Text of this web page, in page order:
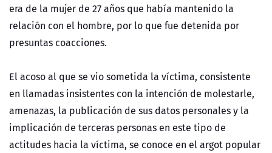
era de la mujer de 27 años que había mantenido la
relación con el hombre, por lo que fue detenida por
presuntas coacciones.
El acoso al que se vio sometida la víctima, consistente
en llamadas insistentes con la intención de molestarle,
amenazas, la publicación de sus datos personales y la
implicación de terceras personas en este tipo de
actitudes hacia la víctima, se conoce en el argot popular